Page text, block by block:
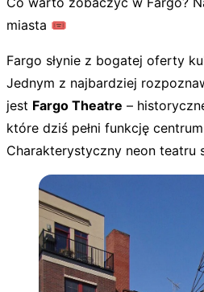
miasta 🎟️
Fargo słynie z bogatej oferty
Jednym z najbardziej
jest Fargo Theatre –
które dziś pełni funkcję
Charakterystyczny neon teatru